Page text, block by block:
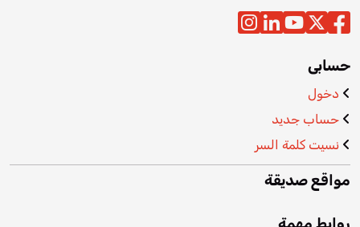
حسابى
دخول
حساب جديد
نسيت كلمة السر
مواقع صديقة